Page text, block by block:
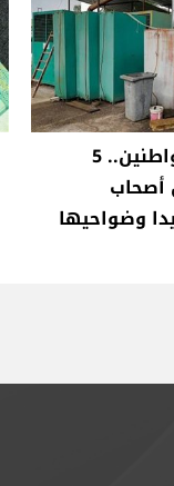
بعد شكاوى المواطنين.. 5
وضواحيها